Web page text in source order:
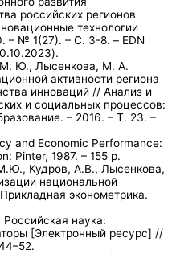
российских регионов
технологии
– № 1(27). – С. 3-8. – EDN
Ю., Лысенкова, М. А.
активности региона
инноваций // Анализ и
и социальных процессов:
– 2016. – Т. 23. –
and Economic Performance:
Pinter, 1987. – 155 p.
Кудров, А.В., Лысенкова,
национальной
эконометрика.
наука:
[Электронный ресурс] //